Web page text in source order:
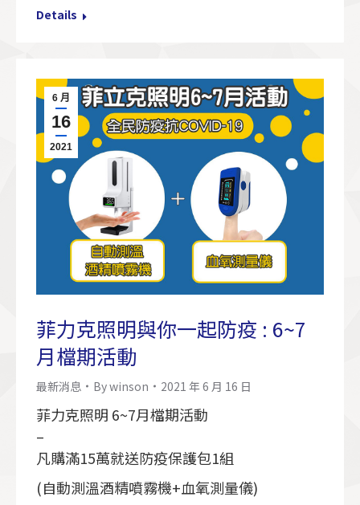
Details
6 月
16
2021
菲力克照明與你一起防疫 : 6~7
月檔期活動
最新消息 Bywinson 2021 年 6 月 16 日
菲力克照明 6~7月檔期活動
–
凡購滿15萬就送防疫保護包1組
(自動測溫酒精噴霧機+血氧測量儀)